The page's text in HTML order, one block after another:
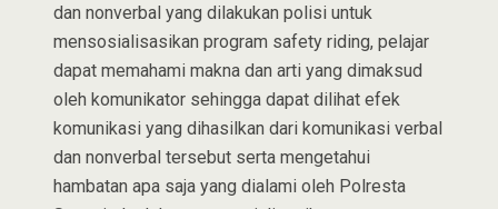
dan nonverbal yang dilakukan polisi untuk
mensosialisasikan program safety riding, pelajar
dapat memahami makna dan arti yang dimaksud
oleh komunikator sehingga dapat dilihat efek
komunikasi yang dihasilkan dari komunikasi verbal
dan nonverbal tersebut serta mengetahui
hambatan apa saja yang dialami oleh Polresta